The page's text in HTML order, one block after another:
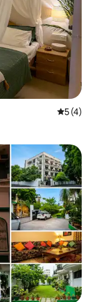
レビュー
5 (4)